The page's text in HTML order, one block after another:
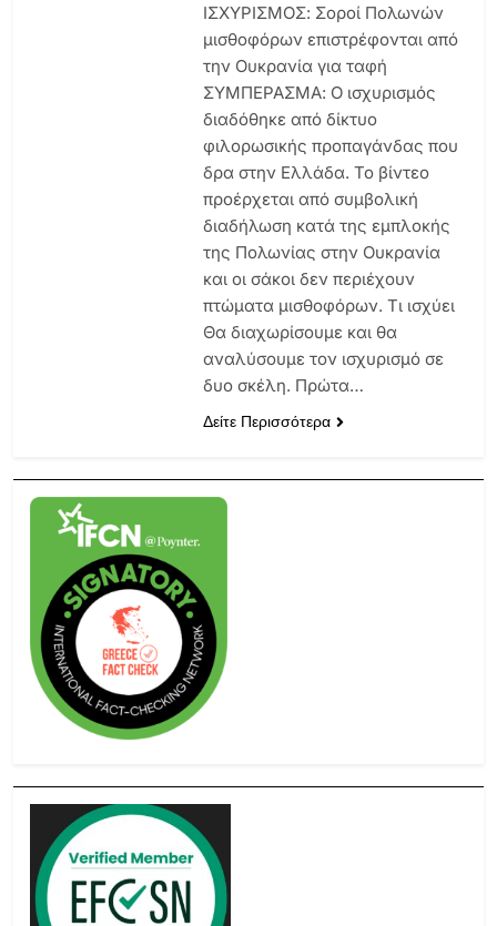
ΙΣΧΥΡΙΣΜΟΣ: Σοροί Πολωνών
μισθοφόρων επιστρέφονται από
την Ουκρανία για ταφή
ΣΥΜΠΕΡΑΣΜΑ: Ο ισχυρισμός
διαδόθηκε από δίκτυο
φιλορωσικής προπαγάνδας που
δρα στην Ελλάδα. Το βίντεο
προέρχεται από συμβολική
διαδήλωση κατά της εμπλοκής
της Πολωνίας στην Ουκρανία
και οι σάκοι δεν περιέχουν
πτώματα μισθοφόρων. Τι ισχύει
Θα διαχωρίσουμε και θα
αναλύσουμε τον ισχυρισμό σε
δυο σκέλη. Πρώτα…
Δείτε Περισσότερα